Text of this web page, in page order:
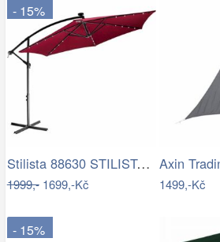
- 15%
Stilista 88630 STILISTA Zahradní LED…
1999,-1699,-Kč 1499,-Kč
- 15%